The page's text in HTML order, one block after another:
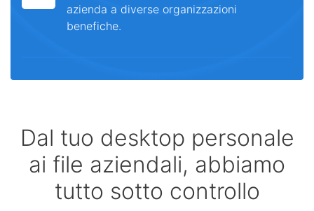
azienda a diverse organizzazioni
benefiche.
Dal tuo desktop personale
ai file aziendali, abbiamo
tutto sotto controllo